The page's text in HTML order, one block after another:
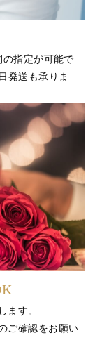
の指定が可能で
発送も承りま
ます。
ご確認をお願い